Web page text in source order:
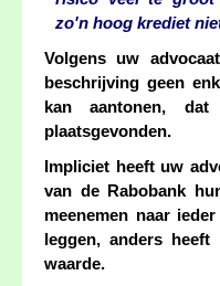
zo'n hoog krediet
Volgens uw
beschrijving geen
kan aantonen,
plaatsgevonden.
Impliciet heeft uw
van de Rabobank
meenemen naar
leggen, anders
waarde.